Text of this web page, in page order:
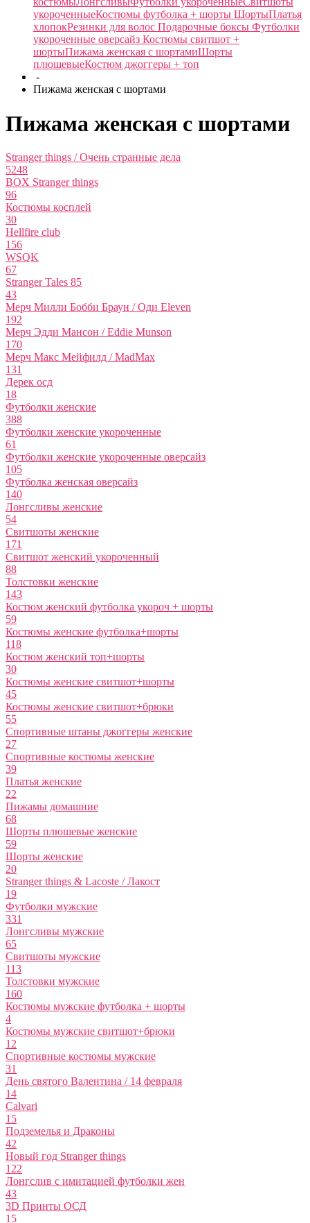
укороченныеКостюмы футболка + шорты ШортыПлатья
хлопокРезинки для волос Подарочные боксы Футболки
укороченные оверсайз Костюмы свитшот +
шортыПижама женская с шортамиШорты
плюшевыеКостюм джоггеры + топ
-
Пижама женская с шортами
Пижама женская с шортами
Stranger things / Очень странные дела
5248
BOX Stranger things
96
Костюмы косплей
30
Hellfire club
156
WSQK
67
Stranger Tales 85
43
Мерч Милли Бобби Браун / Оди Eleven
192
Мерч Эдди Мансон / Eddie Munson
170
Мерч Макс Мейфилд / MadMax
131
Дерек осд
18
Футболки женские
388
Футболки женские укороченные
61
Футболки женские укороченные оверсайз
105
Футболка женская оверсайз
140
Лонгсливы женские
54
Свитшоты женские
171
Свитшот женский укороченный
88
Толстовки женские
143
Костюм женский футболка укороч + шорты
59
Костюмы женские футболка+шорты
118
Костюм женский топ+шорты
30
Костюмы женские свитшот+шорты
45
Костюмы женские свитшот+брюки
55
Спортивные штаны джоггеры женские
27
Спортивные костюмы женские
39
Платья женские
22
Пижамы домашние
68
Шорты плюшевые женские
59
Шорты женские
20
Stranger things & Lacoste / Лакост
19
Футболки мужские
331
Лонгсливы мужские
65
Свитшоты мужские
113
Толстовки мужские
160
Костюмы мужские футболка + шорты
4
Костюмы мужские свитшот+брюки
12
Спортивные костюмы мужские
31
День святого Валентина / 14 февраля
14
Calvari
15
Подземелья и Драконы
42
Новый год Stranger things
122
Лонгслив с имитацией футболки жен
43
3D Принты ОСД
15